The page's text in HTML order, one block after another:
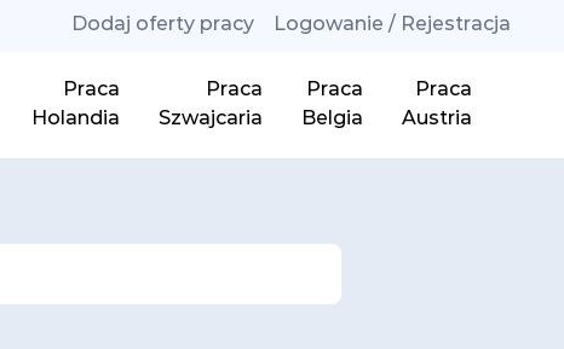
Dodaj oferty pracy Logowanie / Rejestracja
Praca
Holandia
Praca
Szwajcaria
Praca
Belgia
Praca
Austria